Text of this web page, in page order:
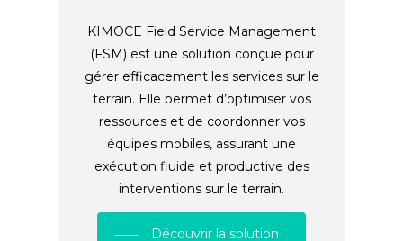
KIMOCE Field Service Management
(FSM) est une solution conçue pour
gérer efficacement les services sur le
terrain. Elle permet d’optimiser vos
ressources et de coordonner vos
équipes mobiles, assurant une
exécution fluide et productive des
interventions sur le terrain.
Découvrir la solution